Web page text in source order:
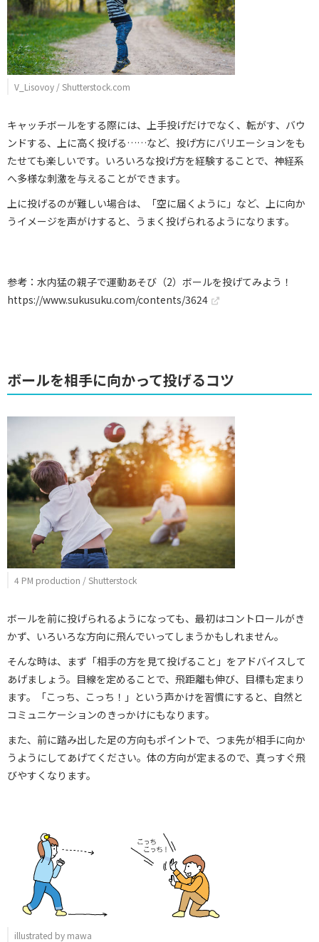
V_Lisovoy / Shutterstock.com
キャッチボールをする際には、上手投げだけでなく、転がす、バウ
ンドする、上に高く投げる……など、投げ方にバリエーションをも
たせても楽しいです。いろいろな投げ方を経験することで、神経系
へ多様な刺激を与えることができます。
上に投げるのが難しい場合は、「空に届くように」など、上に向か
うイメージを声がけすると、うまく投げられるようになります。
参考：水内猛の親子で運動あそび（2）ボールを投げてみよう！
https://www.sukusuku.com/contents/3624
ボールを相手に向かって投げるコツ
4 PM production / Shutterstock
ボールを前に投げられるようになっても、最初はコントロールがき
かず、いろいろな方向に飛んでいってしまうかもしれません。
そんな時は、まず「相手の方を見て投げること」をアドバイスして
あげましょう。目線を定めることで、飛距離も伸び、目標も定まり
ます。「こっち、こっち！」という声かけを習慣にすると、自然と
コミュニケーションのきっかけにもなります。
また、前に踏み出した足の方向もポイントで、つま先が相手に向か
うようにしてあげてください。体の方向が定まるので、真っすぐ飛
びやすくなります。
illustrated by mawa